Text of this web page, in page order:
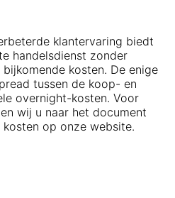
klantervaring biedt
handelsdienst zonder
kosten. De enige
tussen de koop- en
overnight-kosten. Voor
wij u naar het document
op onze website.